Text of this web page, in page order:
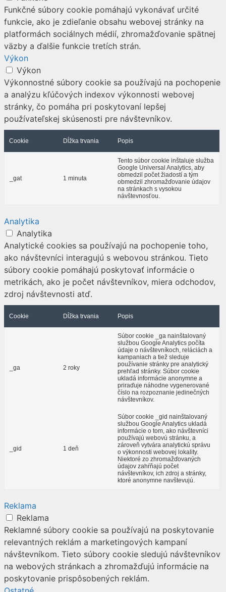
Funkčné súbory cookie pomáhajú vykonávať určité
funkcie, ako je zdieľanie obsahu webovej stránky na
platformách sociálnych médií, zhromažďovanie spätnej
väzby a ďalšie funkcie tretích strán.
Výkon
Výkon
Výkonnostné súbory cookie sa používajú na pochopenie
a analýzu kľúčových indexov výkonnosti webovej
stránky, čo pomáha pri poskytovaní lepšej
používateľskej skúsenosti pre návštevníkov.
Cookie Dĺžka trvania Popis
_gat 1 minuta
Tento súbor cookie inštaluje služba
Google Universal Analytics, aby
obmedzil počet žiadostí a tým
obmedzil zhromažďovanie údajov
na stránkach s vysokou
návštevnosťou.
Analytika
Analytika
Analytické cookies sa používajú na pochopenie toho,
ako návštevníci interagujú s webovou stránkou. Tieto
súbory cookie pomáhajú poskytovať informácie o
metrikách, ako je počet návštevníkov, miera odchodov,
zdroj návštevnosti atď.
Cookie Dĺžka trvania Popis
_ga 2 roky
Súbor cookie _ga nainštalovaný
službou Google Analytics počíta
údaje o návštevníkoch, reláciách a
kampaniach a tiež sleduje
používanie stránky pre analytický
prehľad stránky. Súbor cookie
ukladá informácie anonymne a
priraďuje náhodne vygenerované
číslo na rozpoznanie jedinečných
návštevníkov.
_gid 1 deň
Súbor cookie _gid nainštalovaný
službou Google Analytics ukladá
informácie o tom, ako návštevníci
používajú webovú stránku, a
zároveň vytvára analytickú správu
o výkonnosti webovej lokality.
Niektoré zo zhromažďovaných
údajov zahŕňajú počet
návštevníkov, ich zdroj a stránky,
ktoré anonymne navštevujú.
Reklama
Reklama
Reklamné súbory cookie sa používajú na poskytovanie
relevantných reklám a marketingových kampaní
návštevníkom. Tieto súbory cookie sledujú návštevníkov
na webových stránkach a zhromažďujú informácie na
poskytovanie prispôsobených reklám.